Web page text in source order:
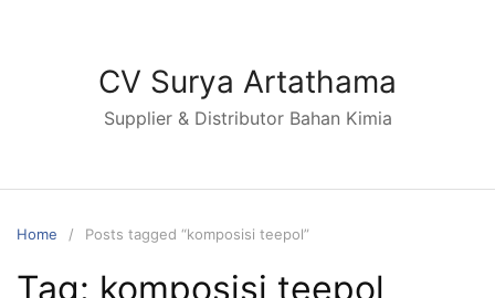
CV Surya Artathama
Supplier & Distributor Bahan Kimia
Home Posts tagged “komposisi teepol”
Tag: komposisi teepol